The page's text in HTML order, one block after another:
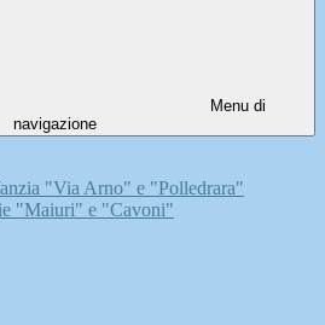
Menu di
navigazione
"Via Arno" e "Polledrara"
"Maiuri" e "Cavoni"